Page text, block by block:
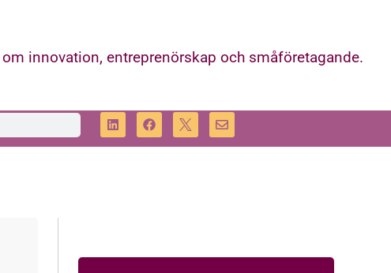
innovation, entreprenörskap och småföretagande.